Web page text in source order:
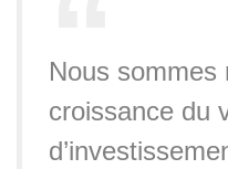
Nous sommes
croissance du